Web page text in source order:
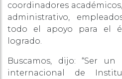
coordinadores
administrativo,
todo el apoyo para el
logrado.
Buscamos, dijo: “Ser
internacional de